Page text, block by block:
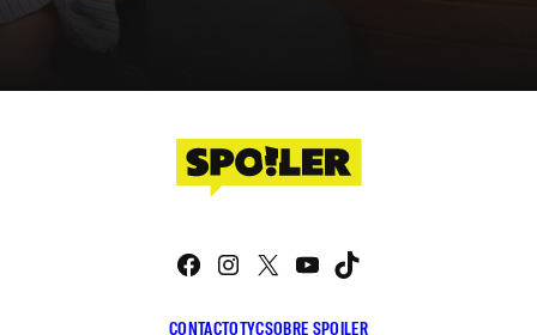
CONTACTOTYCSOBRE SPOILER
Facebook
Instagram
X YouTube